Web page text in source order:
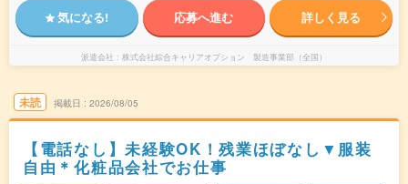
気になる! 応募へ進む 詳しく見る
派遣会社 株式会社綜合キャリアオプション 製造事業部（全国）
未読 掲載日 2026/08/05
【電話なし】未経験OK！残業ほぼなし▼服装
自由＊化粧品会社でお仕事